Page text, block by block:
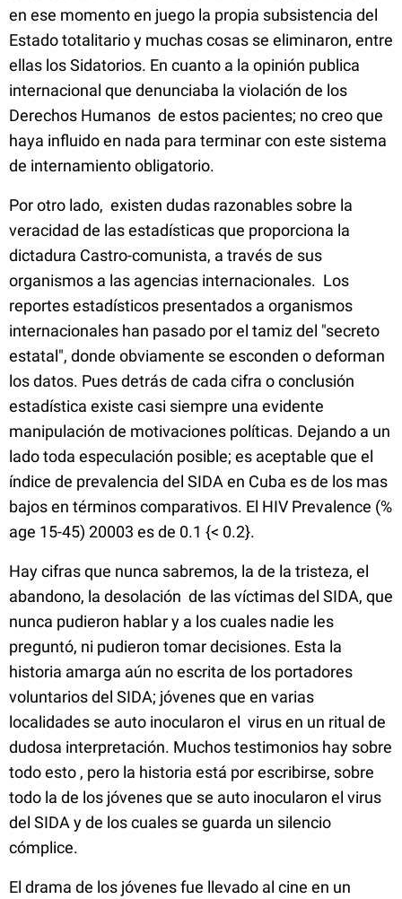
en ese momento en juego la propia subsistencia del
Estado totalitario y muchas cosas se eliminaron, entre
ellas los Sidatorios. En cuanto a la opinión publica
internacional que denunciaba la violación de los
Derechos Humanos de estos pacientes; no creo que
haya influido en nada para terminar con este sistema
de internamiento obligatorio.
Por otro lado, existen dudas razonables sobre la
veracidad de las estadísticas que proporciona la
dictadura Castro-comunista, a través de sus
organismos a las agencias internacionales. Los
reportes estadísticos presentados a organismos
internacionales han pasado por el tamiz del "secreto
estatal", donde obviamente se esconden o deforman
los datos. Pues detrás de cada cifra o conclusión
estadística existe casi siempre una evidente
manipulación de motivaciones políticas. Dejando a un
lado toda especulación posible; es aceptable que el
índice de prevalencia del SIDA en Cuba es de los mas
bajos en términos comparativos. El HIV Prevalence (%
age 15-45) 20003 es de 0.1 {< 0.2}.
Hay cifras que nunca sabremos, la de la tristeza, el
abandono, la desolación de las víctimas del SIDA, que
nunca pudieron hablar y a los cuales nadie les
preguntó, ni pudieron tomar decisiones. Esta la
historia amarga aún no escrita de los portadores
voluntarios del SIDA; jóvenes que en varias
localidades se auto inocularon el virus en un ritual de
dudosa interpretación. Muchos testimonios hay sobre
todo esto , pero la historia está por escribirse, sobre
todo la de los jóvenes que se auto inocularon el virus
del SIDA y de los cuales se guarda un silencio
cómplice.
El drama de los jóvenes fue llevado al cine en un